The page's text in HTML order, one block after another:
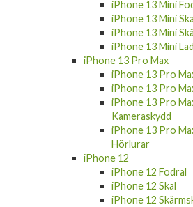
iPhone 13 Mini
iPhone 13 Mini
iPhone 13 Mini
iPhone 13 Mini
iPhone 13 Pro Max
iPhone 13 Pro
iPhone 13 Pro
iPhone 13 Pro
Kameraskydd
iPhone 13 Pro
Hörlurar
iPhone 12
iPhone 12 Fodral
iPhone 12 Skal
iPhone 12